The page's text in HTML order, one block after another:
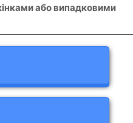
або випадковими